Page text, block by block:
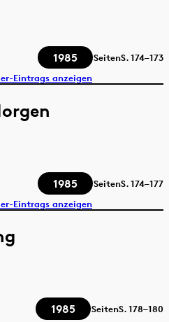
1985 SeitenS.174–173
Eintrags anzeigen
1985 SeitenS.174–177
Eintrags anzeigen
1985 SeitenS.178–180